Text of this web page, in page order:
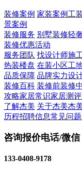
装修案例 家装案例 工
景案例
装修服务 别墅装修轻
装修优惠活动
服务团队 找设计师施
热装楼盘 在装小区工
品质保障 品牌实力设
装修百科 装修前装修中
攻略家居常识家居测评
了解杰美 关于杰美杰
历程招聘信息常见问题
咨询报价电话/微信
133-0408-9178